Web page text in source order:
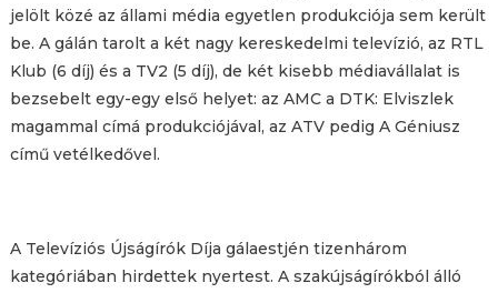
jelölt közé az állami média egyetlen produkciója sem került
be. A gálán tarolt a két nagy kereskedelmi televízió, az RTL
Klub (6 díj) és a TV2 (5 díj), de két kisebb médiavállalat is
bezsebelt egy-egy első helyet: az AMC a DTK: Elviszlek
magammal címá produkciójával, az ATV pedig A Géniusz
című vetélkedővel.
A Televíziós Újságírók Díja gálaestjén tizenhárom
kategóriában hirdettek nyertest. A szakújságírókból álló